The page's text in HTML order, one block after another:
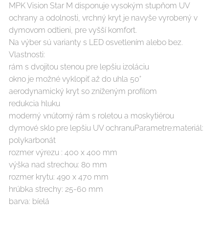
MPK Vision Star M disponuje vysokým stupňom UV
ochrany a odolnosti, vrchný kryt je navyše vyrobený v
dymovom odtieni, pre vyšší komfort.
Na výber sú varianty s LED osvetlením alebo bez.
Vlastnosti:
rám s dvojitou stenou pre lepšiu izoláciu
okno je možné vyklopiť až do uhla 50°
aerodynamický kryt so zníženým profilom
redukcia hluku
moderný vnútorný rám s roletou a moskytiérou
dymové sklo pre lepšiu UV ochranuParametre:materiál:
polykarbonát
rozmer výrezu : 400 x 400 mm
výška nad strechou: 80 mm
rozmer krytu: 490 x 470 mm
hrúbka strechy: 25-60 mm
barva: bíelá